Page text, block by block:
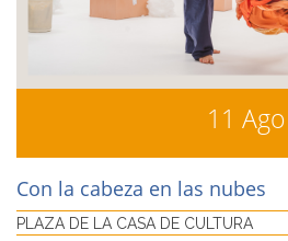
11 Ago
Con la cabeza en las nubes
PLAZA DE LA CASA DE CULTURA